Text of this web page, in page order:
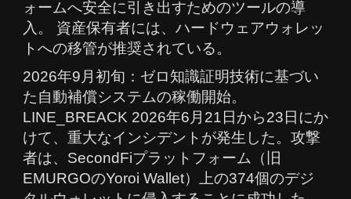
ォームへ安全に引き出すためのツールの導
入。 資産保有者には、ハードウェアウォレッ
トへの移管が推奨されている。
2026年9月初旬：ゼロ知識証明技術に基づい
た自動補償システムの稼働開始。
LINE_BREACK 2026年6月21日から23日にか
けて、重大なインシデントが発生した。攻撃
者は、SecondFiプラットフォーム（旧
EMURGOのYoroi Wallet）上の374個のデジ